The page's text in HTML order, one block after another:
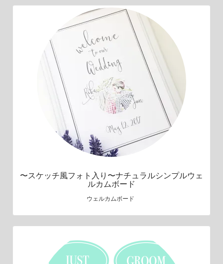
〜スケッチ風フォト入り〜ナチュラルシンプルウェ
ルカムボード
ウェルカムボード